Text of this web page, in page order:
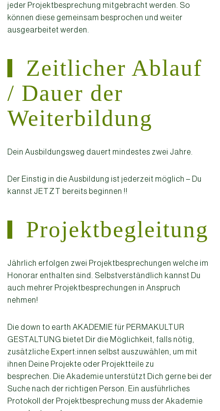
jeder Projektbesprechung mitgebracht werden. So
können diese gemeinsam besprochen und weiter
ausgearbeitet werden.
Zeitlicher Ablauf
/ Dauer der
Weiterbildung
Dein Ausbildungsweg dauert mindestes zwei Jahre.
Der Einstig in die Ausbildung ist jederzeit möglich – Du
kannst JETZT bereits beginnen !!
Projektbegleitung
Jährlich erfolgen zwei Projektbesprechungen welche im
Honorar enthalten sind. Selbstverständlich kannst Du
auch mehrer Projektbesprechungen in Anspruch
nehmen!
Die down to earth AKADEMIE für PERMAKULTUR
GESTALTUNG bietet Dir die Möglichkeit, falls nötig,
zusätzliche Expert:innen selbst auszuwählen, um mit
ihnen Deine Projekte oder Projektteile zu
besprechen. Die Akademie unterstützt Dich gerne bei der
Suche nach der richtigen Person. Ein ausführliches
Protokoll der Projektbesprechung muss der Akademie